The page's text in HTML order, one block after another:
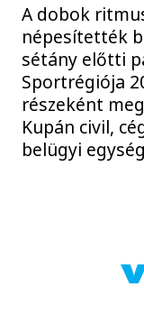
A dobok
népesítették
sétány előtti
Sportrégiója
részeként
Kupán civil,
belügyi